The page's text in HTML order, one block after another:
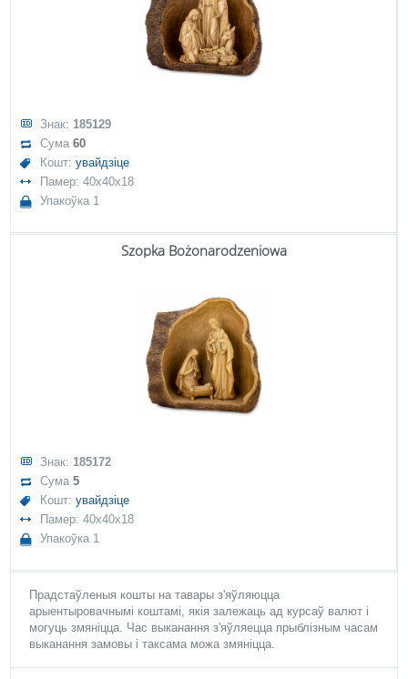
Знак: 185129
Сума60
Кошт:увайдзіце
Памер: 40x40x18
Упакоўка 1
Szopka Bożonarodzeniowa
Знак: 185172
Сума5
Кошт:увайдзіце
Памер: 40x40x18
Упакоўка 1
Прадстаўленыя кошты на тавары з'яўляюцца
арыентыровачнымі коштамі, якія залежаць ад курсаў валют і
могуць змяніцца. Час выканання з'яўляецца прыблізным часам
выканання замовы і таксама можа змяніцца.